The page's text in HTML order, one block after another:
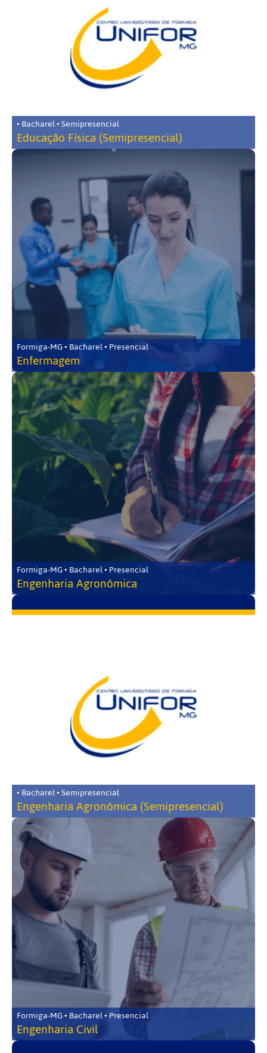
• Bacharel • Semipresencial
Educação Física (Semipresencial)
Formiga-MG • Bacharel • Presencial
Enfermagem
Formiga-MG • Bacharel • Presencial
Engenharia Agronômica
• Bacharel • Semipresencial
Engenharia Agronômica (Semipresencial)
Formiga-MG • Bacharel • Presencial
Engenharia Civil